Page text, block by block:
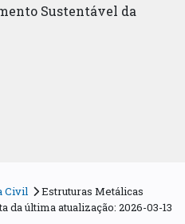
Sustentável da
Civil
Estruturas Metálicas
da última atualização: 2026-03-13